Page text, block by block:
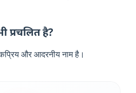
प्रचलित है?
और आदरनीय नाम है।